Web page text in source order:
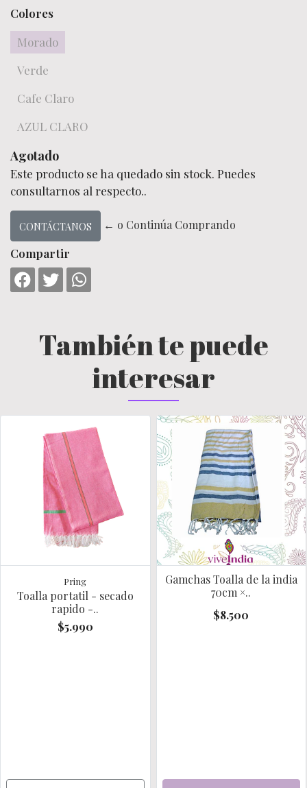
Colores
Morado
Verde
Cafe Claro
AZUL CLARO
Agotado
Este producto se ha quedado sin stock. Puedes
consultarnos al respecto..
CONTÁCTANOS ← o Continúa Comprando
Compartir
También te puede
interesar
Pring
Toalla portatil - secado
rapido -..
$5.990
Gamchas Toalla de la india
70cm ×..
$8.500